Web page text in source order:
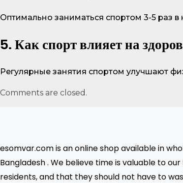
Оптимально заниматься спортом 3-5 раз
5. Как спорт влияет на
Регулярные занятия спортом улучшают
Comments are closed.
esomvar.com is an online shop available in
Bangladesh . We believe time is valuable to
residents, and that they should not have to